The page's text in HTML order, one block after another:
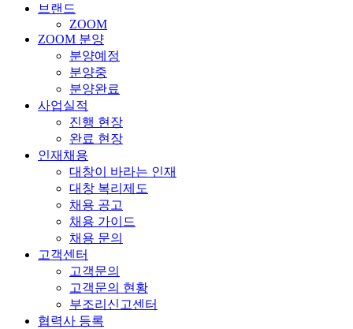
브랜드
ZOOM
ZOOM 분양
분양예정
분양중
분양완료
사업실적
진행 현장
완료 현장
인재채용
대창이 바라는 인재
대창 복리제도
채용 공고
채용 가이드
채용 문의
고객센터
고객문의
고객문의 현황
부조리신고센터
협력사 등록